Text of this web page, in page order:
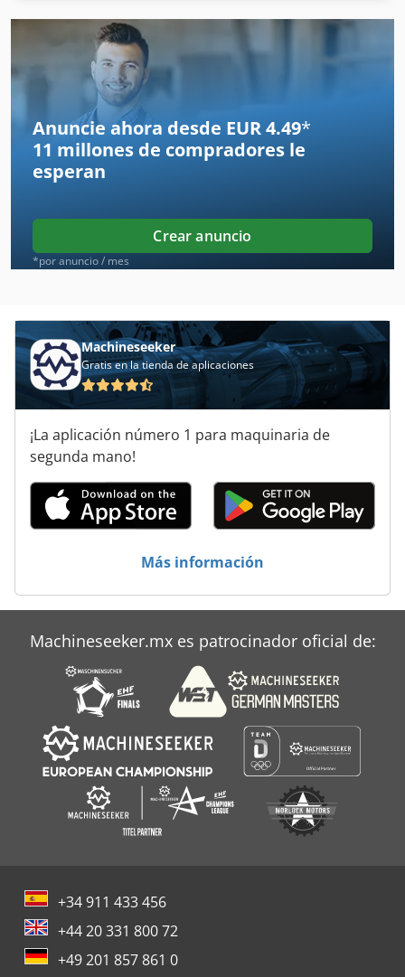
Anuncie ahora desde EUR 4.49*
11 millones de compradores le
esperan
Crear anuncio
*por anuncio / mes
Machineseeker
Gratis en la tienda de aplicaciones
¡La aplicación número 1 para maquinaria de
segunda mano!
Más información
Machineseeker.mx es patrocinador oficial de:
+34 911 433 456
+44 20 331 800 72
+49 201 857 861 0